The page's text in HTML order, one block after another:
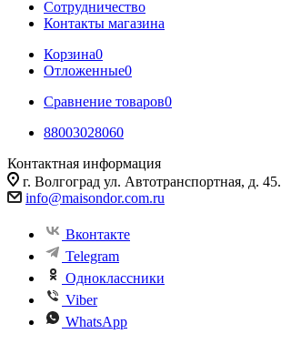
Сотрудничество
Контакты магазина
Корзина0
Отложенные0
Сравнение товаров0
88003028060
Контактная информация
г. Волгоград ул. Автотранспортная, д. 45.
info@maisondor.com.ru
Вконтакте
Telegram
Одноклассники
Viber
WhatsApp